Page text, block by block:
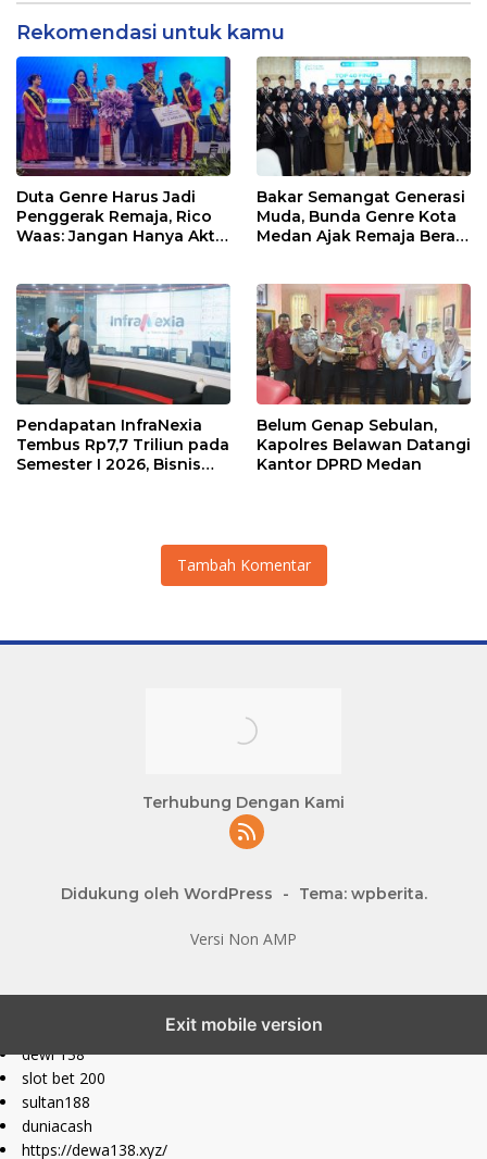
Rekomendasi untuk kamu
Duta Genre Harus Jadi
Penggerak Remaja, Rico
Waas: Jangan Hanya Aktif
Bakar Semangat Generasi
Muda, Bunda Genre Kota
Medan Ajak Remaja Berani
Pendapatan InfraNexia
Tembus Rp7,7 Triliun pada
Semester I 2026, Bisnis
Belum Genap Sebulan,
Kapolres Belawan Datangi
Kantor DPRD Medan
Tambah Komentar
Terhubung Dengan Kami
Didukung oleh WordPress - Tema: wpberita.
Versi Non AMP
Exit mobile version
dewi 138
slot bet 200
sultan188
duniacash
https://dewa138.xyz/